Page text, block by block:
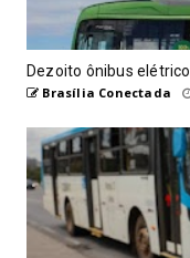
Dezoito ônibus
Brasília Conectada